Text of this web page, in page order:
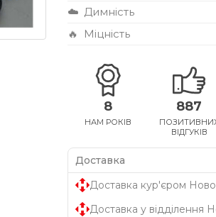
☁️ Димність
🔥
Міцність
8
НАМ РОКІВ
887
ВІДГУКІВ
Доставка
Доставка кур'єром
Доставка у відділення